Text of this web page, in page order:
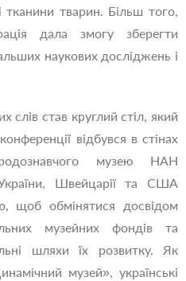
тканини тварин. Більш того,
дала змогу зберегти
наукових досліджень і
слів став круглий стіл, який
відбувся в стінах
музею НАН
Швейцарії та США
щоб обмінятися досвідом
музейних фондів та
шляхи їх розвитку. Як
музей», українські